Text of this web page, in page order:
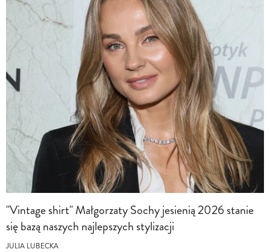
"Vintage shirt" Małgorzaty Sochy jesienią 2026 stanie
się bazą naszych najlepszych stylizacji
JULIA LUBECKA